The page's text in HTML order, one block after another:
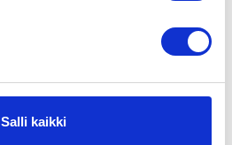
Salli kaikki